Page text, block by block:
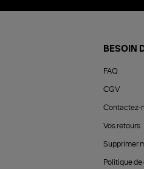
BESOIN
FAQ
CGV
Contactez-
Vos retours
Supprimer
Politique